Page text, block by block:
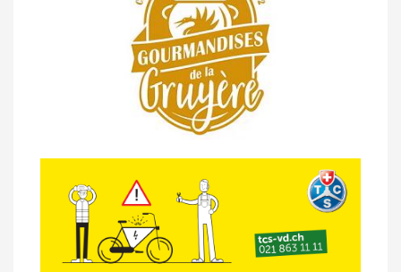
23/04 -Classement Route -
Moléson (TdC #3)
14/04 -Photos -Les photos du 5e GP
de Semsales